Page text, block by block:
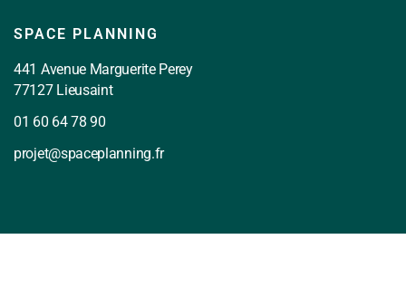
SPACE PLANNING
441 Avenue Marguerite Perey
77127 Lieusaint
01 60 64 78 90
projet@spaceplanning.fr